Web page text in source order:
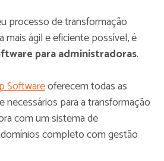
processo de transformação
mais ágil e eficiente possível, é
para administradoras.
Softwareoferecem todas as
necessários para a transformação
com um sistema de
completo comgestão